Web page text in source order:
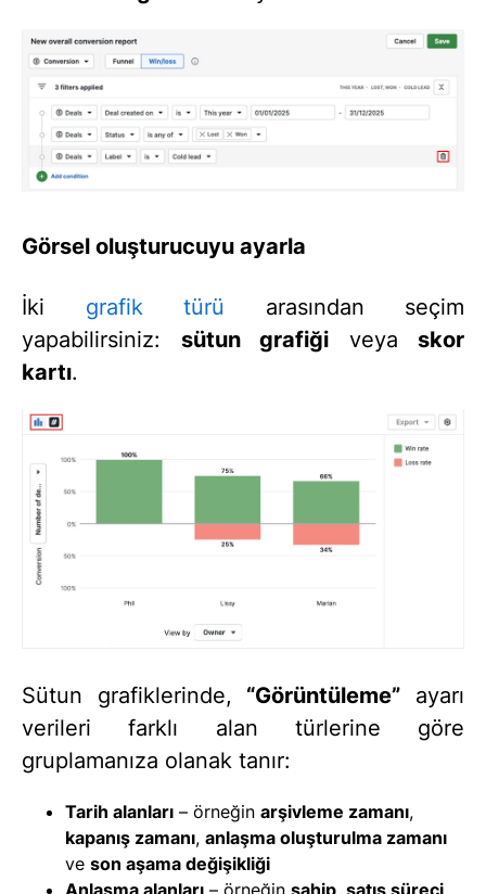
Görsel oluşturucuyu ayarla
İki grafik türü arasından seçim
yapabilirsiniz: sütun grafiği veya skor
kartı.
Sütun grafiklerinde, “Görüntüleme” ayarı
verileri farklı alan türlerine göre
gruplamanıza olanak tanır:
Tarih alanları – örneğin arşivleme zamanı,
kapanış zamanı, anlaşma oluşturulma zamanı
ve son aşama değişikliği
Anlaşma alanları – örneğin sahip, satış süreci,